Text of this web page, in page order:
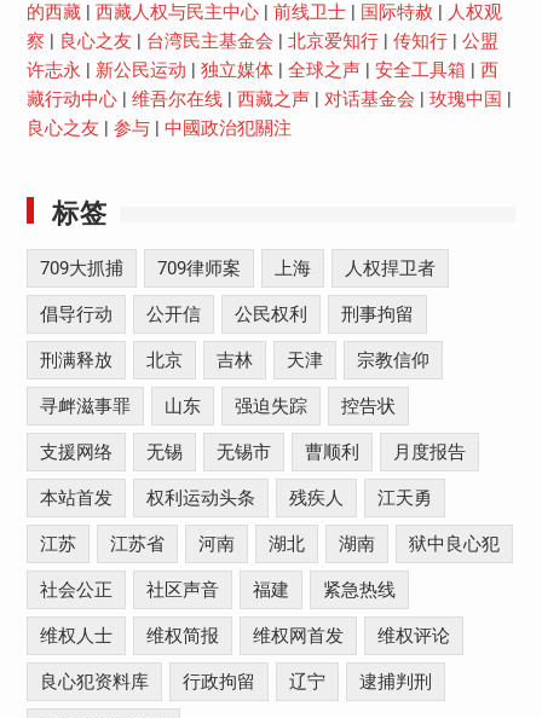
的西藏| 西藏人权与民主中心| 前线卫士| 国际特赦
人权观
察
良心之友 台湾民主基金会 北京爱知行| 传知行| 公盟
许志永
新公民运动 独立媒体| 全球之声| 安全工具箱
西
藏行动中心| 维吾尔在线| 西藏之声| 对话基金会 玫瑰中国
良心之友
参与| 中國政治犯關注
标签
709大抓捕 709律师案 上海 人权捍卫者
倡导行动 公开信 公民权利 刑事拘留
刑满释放 北京 吉林 天津 宗教信仰
寻衅滋事罪 山东 强迫失踪 控告状
支援网络 无锡 无锡市 曹顺利 月度报告
本站首发 权利运动头条 残疾人 江天勇
江苏 江苏省 河南 湖北 湖南 狱中良心犯
社会公正 社区声音 福建 紧急热线
维权人士 维权简报 维权网首发 维权评论
良心犯资料库 行政拘留 辽宁 逮捕判刑